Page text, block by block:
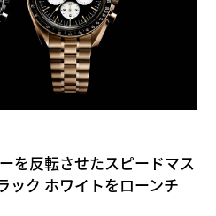
を反転させたスピードマス
ック ホワイトをローンチ